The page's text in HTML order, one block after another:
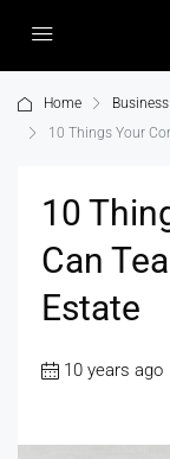
Home
Business
10 Things Your
10
Can
Estate
10 years ago